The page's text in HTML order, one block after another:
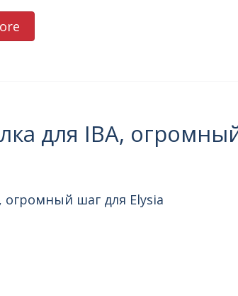
для IBA,
огромный шаг для Elysia